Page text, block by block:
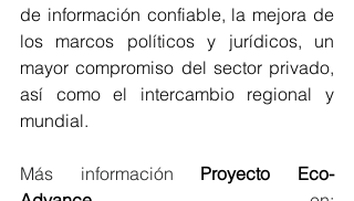
de información confiable, la mejora de
los marcos políticos y jurídicos, un
mayor compromiso del sector privado,
así como el intercambio regional y
mundial.
Más información Proyecto Eco-